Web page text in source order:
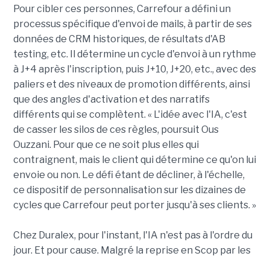
Pour cibler ces personnes, Carrefour a défini un
processus spécifique d'envoi de mails, à partir de ses
données de CRM historiques, de résultats d'AB
testing, etc. Il détermine un cycle d'envoi à un rythme
à J+4 après l'inscription, puis J+10, J+20, etc., avec des
paliers et des niveaux de promotion différents, ainsi
que des angles d'activation et des narratifs
différents qui se complètent. « L'idée avec l'IA, c'est
de casser les silos de ces règles, poursuit Ous
Ouzzani. Pour que ce ne soit plus elles qui
contraignent, mais le client qui détermine ce qu'on lui
envoie ou non. Le défi étant de décliner, à l'échelle,
ce dispositif de personnalisation sur les dizaines de
cycles que Carrefour peut porter jusqu'à ses clients. »
Chez Duralex, pour l'instant, l'IA n'est pas à l'ordre du
jour. Et pour cause. Malgré la reprise en Scop par les